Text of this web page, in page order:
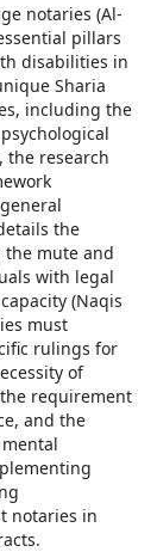
notaries (Al-
pillars
disabilities in
Sharia
including the
the research
the
mute and
with legal
(Naqis
must
rulings for
of
requirement
and the
notaries in